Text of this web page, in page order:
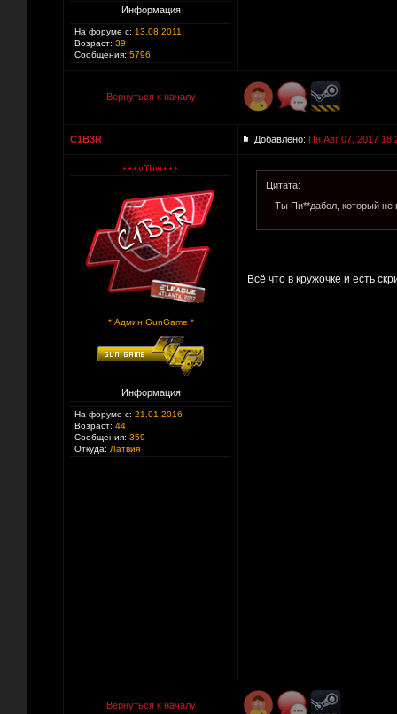
Информация
На форуме с: 13.08.2011
Возраст: 39
Сообщения: 5796
Вернуться к началу
C1B3R Добавлено: Пн Авг 07, 2017
* Админ GunGame *
Информация
На форуме с: 21.01.2016
Возраст: 44
Сообщения: 359
Откуда: Латвия
Цитата:
Ты Пи**дабол, который не
Всё что в кружочке и есть
Вернуться к началу